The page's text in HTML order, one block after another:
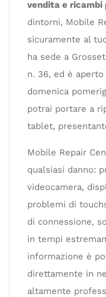
vendita e ricambi
dintorni, Mobile
sicuramente al
ha sede a
n. 36, ed è
domenica
potrai portare a
tablet,
Mobile Repair
qualsiasi danno:
videocamera,
problemi di
di connessione,
in tempi
informazione è
direttamente in
altamente